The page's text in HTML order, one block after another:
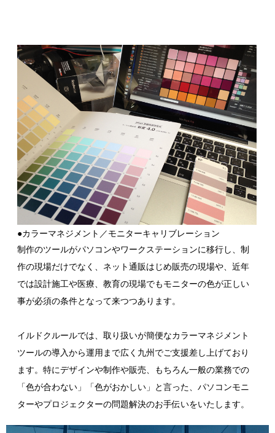
●カラーマネジメント／モニターキャリブレーション
制作のツールがパソコンやワークステーションに移行し、制
作の現場だけでなく、ネット通販はじめ販売の現場や、近年
では設計施工や医療、教育の現場でもモニターの色が正しい
事が必須の条件となって来つつあります。
イルドクルールでは、取り扱いが簡便なカラーマネジメント
ツールの導入から運用まで広く九州でご支援差し上げており
ます。特にデザインや制作や販売、もちろん一般の業務での
「色が合わない」「色がおかしい」と言った、パソコンモニ
ターやプロジェクターの問題解決のお手伝いをいたします。